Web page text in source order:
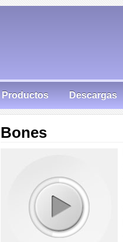
Productos Descargas
Bones